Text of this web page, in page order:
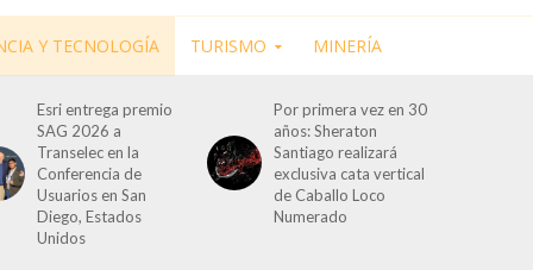
Y TECNOLOGÍA TURISMO MINERÍA
Esri entrega premio
SAG 2026 a
Transelec en la
Conferencia de
Usuarios en San
Diego, Estados
Unidos
Por primera vez en 30
años: Sheraton
Santiago realizará
exclusiva cata vertical
de Caballo Loco
Numerado